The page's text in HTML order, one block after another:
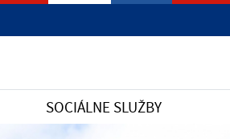
SOCIÁLNE SLUŽBY